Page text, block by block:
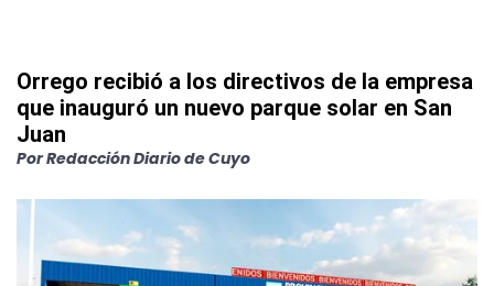
Orrego recibió a los directivos de la empresa
que inauguró un nuevo parque solar en San
Juan
PorRedacción Diario de Cuyo